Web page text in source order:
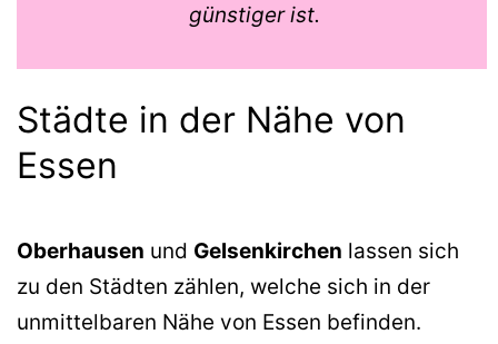
günstiger ist.
Städte in der Nähe von
Essen
Oberhausen und Gelsenkirchen lassen sich
zu den Städten zählen, welche sich in der
unmittelbaren Nähe von Essen befinden.